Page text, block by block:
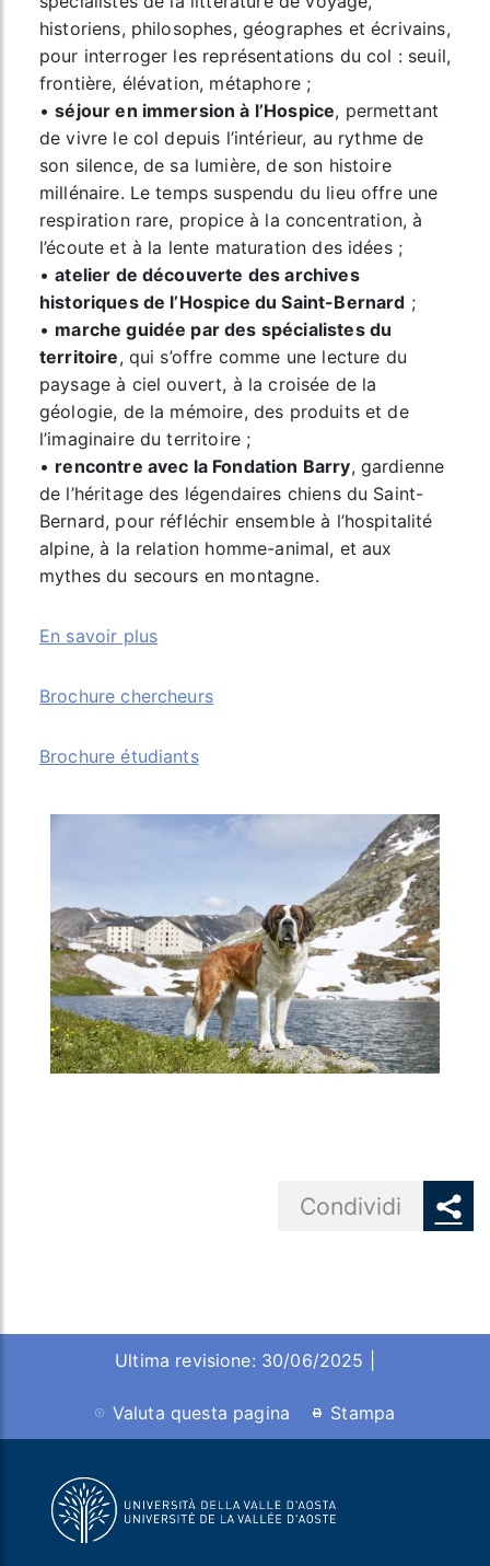
historiens, philosophes, géographes et écrivains,
pour interroger les représentations du col : seuil,
frontière, élévation, métaphore ;
•séjour en immersion à l’Hospice, permettant
de vivre le col depuis l’intérieur, au rythme de
son silence, de sa lumière, de son histoire
millénaire. Le temps suspendu du lieu offre une
respiration rare, propice à la concentration, à
l’écoute et à la lente maturation des idées ;
•atelier de découverte des archives
historiques de l’Hospice du Saint-Bernard ;
• marche guidée par des spécialistes du
territoire, qui s’offre comme une lecture du
paysage à ciel ouvert, à la croisée de la
géologie, de la mémoire, des produits et de
l’imaginaire du territoire ;
• rencontre avec la Fondation Barry, gardienne
de l’héritage des légendaires chiens du Saint-
Bernard, pour réfléchir ensemble à l’hospitalité
alpine, à la relation homme-animal, et aux
mythes du secours en montagne.
En savoir plus
Brochure chercheurs
Brochure étudiants
Condividi
Ultima revisione: 30/06/2025 |
Valuta questa pagina Stampa